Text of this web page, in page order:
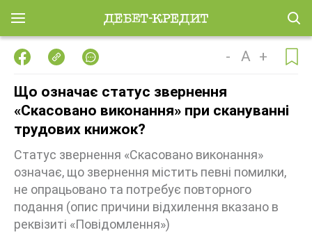
- A +
Що означає статус звернення
«Скасовано виконання» при скануванні
трудових книжок?
Статус звернення «Скасовано виконання»
означає, що звернення містить певні помилки,
не опрацьовано та потребує повторного
подання (опис причини відхилення вказано в
реквізиті «Повідомлення»)